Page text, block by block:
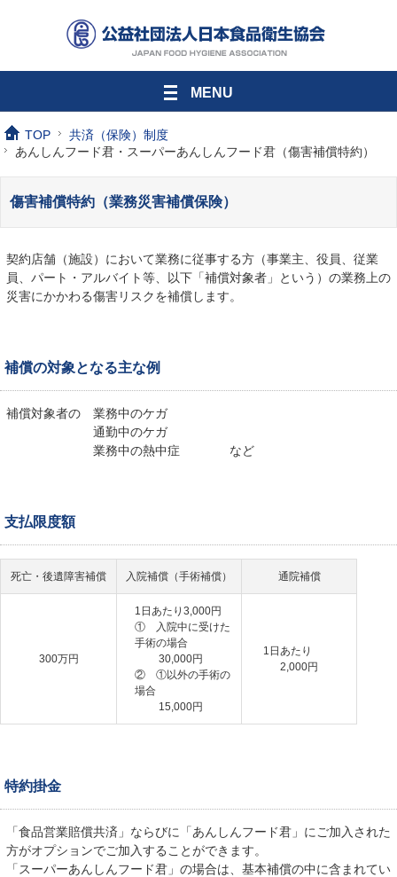
MENU
TOP
共済（保険）制度
あんしんフード君・スーパーあんしんフード君（傷害補償特約）
傷害補償特約（業務災害補償保険）
契約店舗（施設）において業務に従事する方（事業主、役員、従業
員、パート・アルバイト等、以下「補償対象者」という）の業務上の
災害にかかわる傷害リスクを補償します。
補償の対象となる主な例
補償対象者の 業務中のケガ
通勤中のケガ
業務中の熱中症 など
支払限度額
死亡・後遺障害補償 入院補償（手術補償） 通院補償
300万円
1日あたり3,000円
① 入院中に受けた
手術の場合
30,000円
② ①以外の手術の
場合
15,000円
1日あたり
2,000円
特約掛金
「食品営業賠償共済」ならびに「あんしんフード君」にご加入された
方がオプションでご加入することができます。
「スーパーあんしんフード君」の場合は、基本補償の中に含まれてい